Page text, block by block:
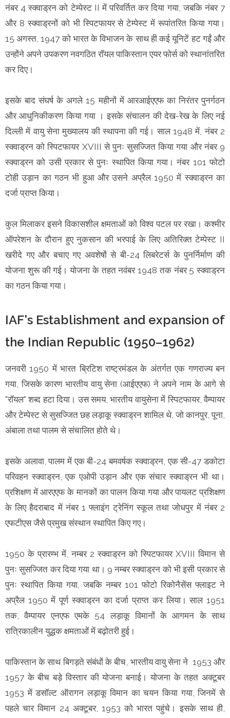
नंबर 4 स्क्वाड्रन को टेम्पेस्ट II में परिवर्तित कर दिया गया, जबकि नंबर 7
और 8 स्क्वाड्रनों को भी स्पिटफायर से टेम्पेस्ट में रूपांतरित किया गया।
15 अगस्त, 1947 को भारत के विभाजन के साथ ही कई यूनिटें हट गईं और
उन्होंने अपने उपकरण नवगठित रॉयल पाकिस्तान एयर फोर्स को स्थानांतरित
कर दिए।
इसके बाद संघर्ष के अगले 15 महीनों में आरआईएएफ का निरंतर पुनर्गठन
और आधुनिकीकरण किया गया । इसके संचालन की देख-रेख के लिए नई
दिल्ली में वायु सेना मुख्यालय की स्थापना की गई। साल 1948 में, नंबर 2
स्क्वाड्रन को स्पिटफायर XVIII से पुनः सुसज्जित किया गया और नंबर 9
स्क्वाड्रन को उसी प्रकार से पुनः स्थापित किया गया। नंबर 101 फोटो
टोही उड़ान का गठन भी हुआ और उसने अप्रैल 1950 में स्क्वाड्रन का
दर्जा प्राप्त किया।
कुल मिलाकर इसने विकासशील क्षमताओं को विश्व पटल पर रखा। कश्मीर
ऑपरेशन के दौरान हुए नुकसान की भरपाई के लिए अतिरिक्त टेम्पेस्ट II
खरीदे गए और बचाए गए अवशेषों से बी-24 लिबरेटर्स के पुनर्निर्माण की
योजना शुरू की गई। योजना के तहत नवंबर 1948 तक नंबर 5 स्क्वाड्रन
का गठन किया गया।
IAF's Establishment and expansion of
the Indian Republic (1950–1962)
जनवरी 1950 में भारत ब्रिटिश राष्ट्रमंडल के अंतर्गत एक गणराज्य बन
गया, जिसके कारण भारतीय वायु सेना (आईएएफ) ने अपने नाम के आगे से
"रॉयल" शब्द हटा दिया। उस समय, भारतीय वायुसेना में स्पिटफायर, वैम्पायर
और टेम्पेस्ट से सुसज्जित छह लड़ाकू स्क्वाड्रन शामिल थे, जो कानपुर, पूना,
अंबाला तथा पालम से संचालित होते थे।
इसके अलावा, पालम में एक बी-24 बमवर्षक स्क्वाड्रन, एक सी-47 डकोटा
परिवहन स्क्वाड्रन, एक एओपी उड़ान और एक संचार स्क्वाड्रन भी था।
प्रशिक्षण में आरएएफ के मानकों का पालन किया गया और पायलट प्रशिक्षण
के लिए हैदराबाद में नंबर 1 फ्लाइंग ट्रेनिंग स्कूल तथा जोधपुर में नंबर 2
एफटीएस जैसे प्रमुख संस्थान स्थापित किए गए।
1950 के प्रारम्भ में, नम्बर 2 स्क्वाड्रन को स्पिटफायर XVIII विमान से
पुनः सुसज्जित कर दिया गया था। 9 नम्बर स्क्वाड्रन को भी इसी प्रकार से
पुनः स्थापित किया गया, जबकि नम्बर 101 फोटो रिकोनैसेंस फ्लाइट ने
अप्रैल 1950 में पूर्ण स्क्वाड्रन का दर्जा प्राप्त कर लिया। साल 1951
तक, वैम्पायर एनएफ एमके 54 लड़ाकू विमानों के आगमन के साथ
रात्रिकालीन युद्धक क्षमताओं में बढ़ोतरी हुई।
पाकिस्तान के साथ बिगड़ते संबंधों के बीच, भारतीय वायु सेना ने 1953 और
1957 के बीच बड़े विस्तार की योजना बनाई। योजना के तहत अक्टूबर
1953 में डसॉल्ट ऑरागन लड़ाकू विमान का चयन किया गया, जिनमें से
पहले चार विमान 24 अक्टूबर, 1953 को भारत पहुंचे। इसके साथ ही,